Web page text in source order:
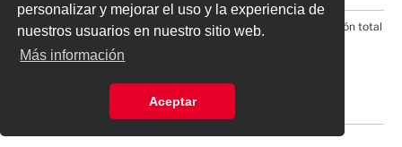
personalizar y mejorar el uso y la experiencia de
nuestros usuarios en nuestro sitio web.
Más información
Aceptar
© 2026 Todos los derechos reservados. Prohibida la reproducción total
o parcial, incluyendo cualquier medio electrónico*